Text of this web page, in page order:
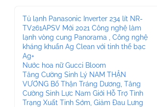
Tủ lạnh Panasonic Inverter 234 lít NR-
TV261APSV Mới 2021 Công nghệ làm
lạnh vòng cung Panorama , Công nghệ
kháng khuẩn Ag Clean với tinh thể bạc
Ag+
Nước hoa nữ Gucci Bloom
Tăng Cường Sinh Lý NAM THẬN
VƯƠNG Bổ Thận Tráng Dương, Tăng
Cường Sinh Lực Nam Giới Hỗ Trợ Tình
Trạng Xuất Tinh Sớm, Giảm Đau Lưng